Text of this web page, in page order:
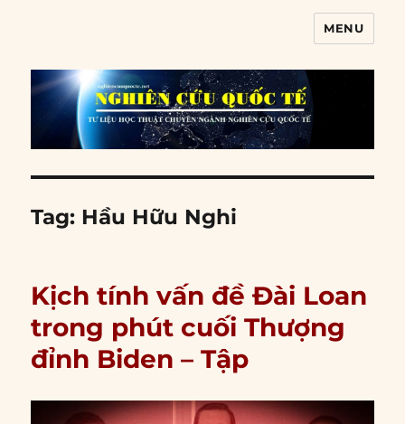
MENU
Tag: Hầu Hữu Nghi
Kịch tính vấn đề Đài Loan
trong phút cuối Thượng
đỉnh Biden – Tập